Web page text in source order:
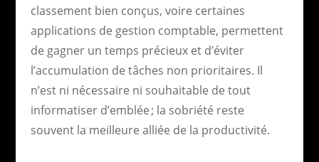
classement bien conçus, voire certaines
applications de gestion comptable, permettent
de gagner un temps précieux et d’éviter
l’accumulation de tâches non prioritaires. Il
n’est ni nécessaire ni souhaitable de tout
informatiser d’emblée ; la sobriété reste
souvent la meilleure alliée de la productivité.